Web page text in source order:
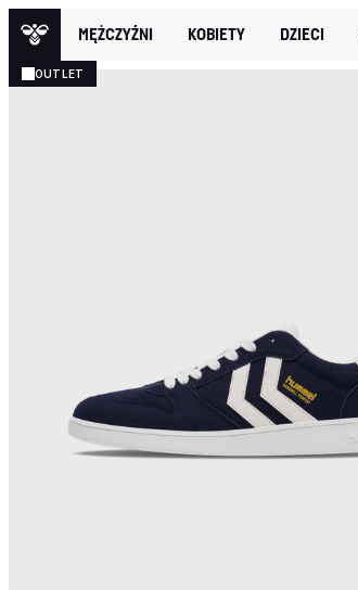
MĘŻCZYŹNI KOBIETY DZIECI
OUTLET